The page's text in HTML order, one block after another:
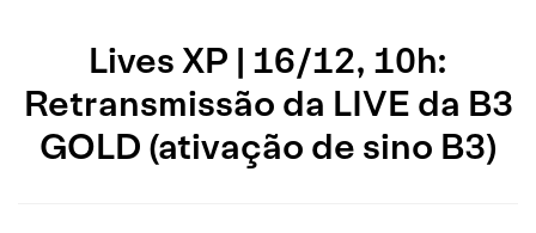
Lives XP | 16/12, 10h:
Retransmissão da LIVE da B3
GOLD (ativação de sino B3)